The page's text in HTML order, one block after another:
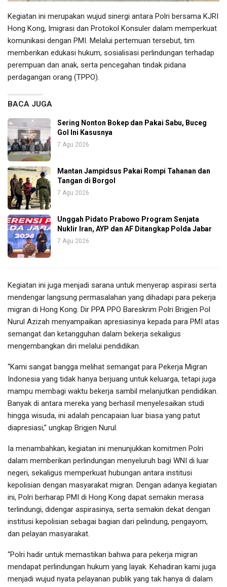
Kegiatan ini merupakan wujud sinergi antara Polri bersama KJRI
Hong Kong, Imigrasi dan Protokol Konsuler dalam memperkuat
komunikasi dengan PMI. Melalui pertemuan tersebut, tim
memberikan edukasi hukum, sosialisasi perlindungan terhadap
perempuan dan anak, serta pencegahan tindak pidana
perdagangan orang (TPPO).
BACA JUGA
Sering Nonton Bokep dan Pakai Sabu, Buceg
Gol Ini Kasusnya
7 Agu 2026
Mantan Jampidsus Pakai Rompi Tahanan dan
Tangan di Borgol
7 Agu 2026
Unggah Pidato Prabowo Program Senjata
Nuklir Iran, AYP dan AF Ditangkap Polda Jabar
7 Agu 2026
Kegiatan ini juga menjadi sarana untuk menyerap aspirasi serta
mendengar langsung permasalahan yang dihadapi para pekerja
migran di Hong Kong. Dir PPA PPO Bareskrim Polri Brigjen Pol
Nurul Azizah menyampaikan apresiasinya kepada para PMI atas
semangat dan ketangguhan dalam bekerja sekaligus
mengembangkan diri melalui pendidikan.
“Kami sangat bangga melihat semangat para Pekerja Migran
Indonesia yang tidak hanya berjuang untuk keluarga, tetapi juga
mampu membagi waktu bekerja sambil melanjutkan pendidikan.
Banyak di antara mereka yang berhasil menyelesaikan studi
hingga wisuda, ini adalah pencapaian luar biasa yang patut
diapresiasi,” ungkap Brigjen Nurul.
Ia menambahkan, kegiatan ini menunjukkan komitmen Polri
dalam memberikan perlindungan menyeluruh bagi WNI di luar
negeri, sekaligus memperkuat hubungan antara institusi
kepolisian dengan masyarakat migran. Dengan adanya kegiatan
ini, Polri berharap PMI di Hong Kong dapat semakin merasa
terlindungi, didengar aspirasinya, serta semakin dekat dengan
institusi kepolisian sebagai bagian dari pelindung, pengayom,
dan pelayan masyarakat.
“Polri hadir untuk memastikan bahwa para pekerja migran
mendapat perlindungan hukum yang layak. Kehadiran kami juga
menjadi wujud nyata pelayanan publik yang tak hanya di dalam